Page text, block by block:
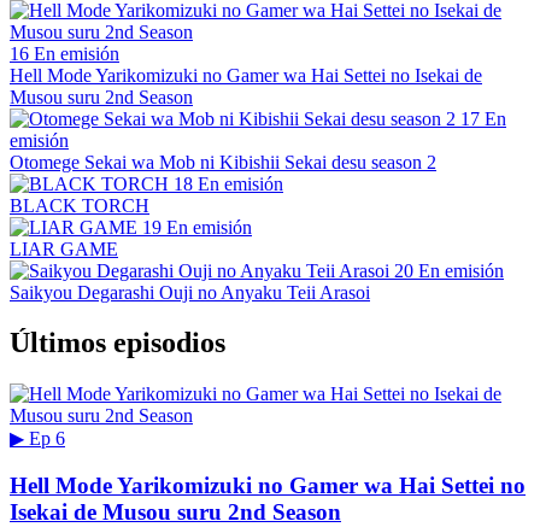
16 En emisión
Hell Mode Yarikomizuki no Gamer wa Hai Settei no Isekai de
Musou suru 2nd Season
17 En
emisión
Otomege Sekai wa Mob ni Kibishii Sekai desu season 2
18 En emisión
BLACK TORCH
19 En emisión
LIAR GAME
20 En emisión
Saikyou Degarashi Ouji no Anyaku Teii Arasoi
Últimos episodios
▶ Ep 6
Hell Mode Yarikomizuki no Gamer wa Hai Settei no
Isekai de Musou suru 2nd Season